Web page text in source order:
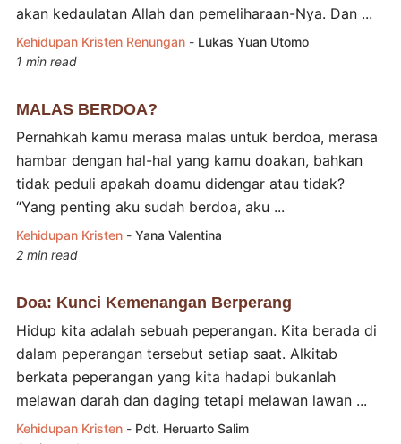
akan kedaulatan Allah dan pemeliharaan-Nya. Dan ...
Kehidupan Kristen Renungan - Lukas Yuan Utomo
1 min read
MALAS BERDOA?
Pernahkah kamu merasa malas untuk berdoa, merasa
hambar dengan hal-hal yang kamu doakan, bahkan
tidak peduli apakah doamu didengar atau tidak?
“Yang penting aku sudah berdoa, aku ...
Kehidupan Kristen - Yana Valentina
2 min read
Doa: Kunci Kemenangan Berperang
Hidup kita adalah sebuah peperangan. Kita berada di
dalam peperangan tersebut setiap saat. Alkitab
berkata peperangan yang kita hadapi bukanlah
melawan darah dan daging tetapi melawan lawan ...
Kehidupan Kristen - Pdt. Heruarto Salim